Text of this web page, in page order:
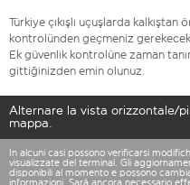
Türkiye çıkışlı uçuşlarda kalkıştan
kontrolünden geçmeniz
Ek güvenlik kontrolüne zaman
gittiğinizden emin olunuz.
Alternare la vista orizzontale/
mappa.
In alcuni casi possono verificarsi
visualizzate del terminal. Gli
disponibili al momento e possono